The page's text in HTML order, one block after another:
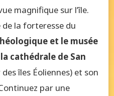
magnifique sur l’île.
de la forteresse du
et le musée
cathédrale de San
îles Éoliennes) et son
par une